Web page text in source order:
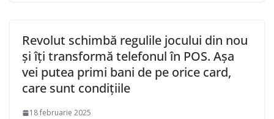
Revolut schimbă regulile jocului din nou
și îți transformă telefonul în POS. Așa
vei putea primi bani de pe orice card,
care sunt condițiile
18 februarie 2025